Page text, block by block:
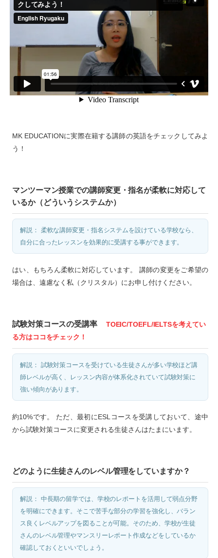
MK EDUCATIONに実際在籍する講師の英語をチェックしてみよ
う！
マンツーマン授業での講師変更・指名が柔軟に対応して
いるか（どういうシステムか）
解説： 柔軟な講師変更・指名システムを設けている学校なら、
自分に合ったレッスンを効果的に受講する事ができます。
はい、もちろん柔軟に対応しています。 講師の変更をご希望の
場合は、遠慮なく私（クリスタル）にお申し付けください。
試験対策コースの受講率
TOEIC/TOEFL/IELTSを考えてい
る方はココをチェック！
解説： 試験対策コースを受けている生徒さんが多い学校ほど講
師レベルが高く、レッスン内容が体系化されていて試験対策に
強い傾向があります。
約10%です。 ただ、最初にESLコースを受講しておいて、途中
から試験対策コースに変更される生徒さんはたまにいます。
どのように生徒さんのレベル管理をしていますか？
解説： 中長期の留学では、学校のレポートを活用して弱点分野
を明確にできます。そこで苦手な部分の学習を強化し、バラン
ス良くレベルアップを図ることが可能。そのため、学校が生徒
さんのレベル管理やマンスリーレポート作成などをしているか
確認しておくといいでしょう。